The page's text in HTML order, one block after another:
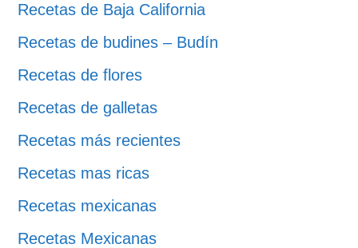
Recetas de Baja California
Recetas de budines – Budín
Recetas de flores
Recetas de galletas
Recetas más recientes
Recetas mas ricas
Recetas mexicanas
Recetas Mexicanas